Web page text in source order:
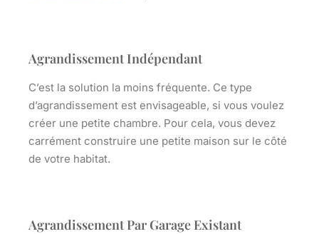
Agrandissement Indépendant
C’est la solution la moins fréquente. Ce type
d’agrandissement est envisageable, si vous voulez
créer une petite chambre. Pour cela, vous devez
carrément construire une petite maison sur le côté
de votre habitat.
Agrandissement Par Garage Existant